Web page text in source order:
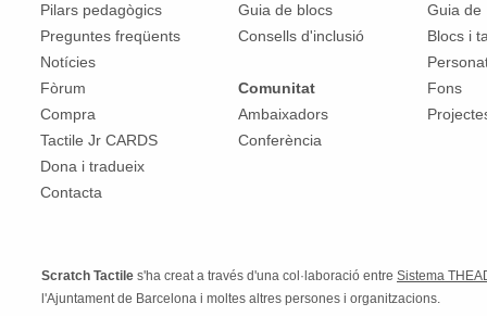
Pilars pedagògics
Preguntes freqüents
Notícies
Fòrum
Compra
Tactile Jr CARDS
Dona i tradueix
Contacta
Guia de blocs
Consells d'inclusió
Comunitat
Ambaixadors
Conferència
Guia de
Blocs i
Fons
Scratch Tactile s'ha creat a través d'una col·laboració entre Sistema
l'Ajuntament de Barcelona i moltes altres persones i organitzacions.